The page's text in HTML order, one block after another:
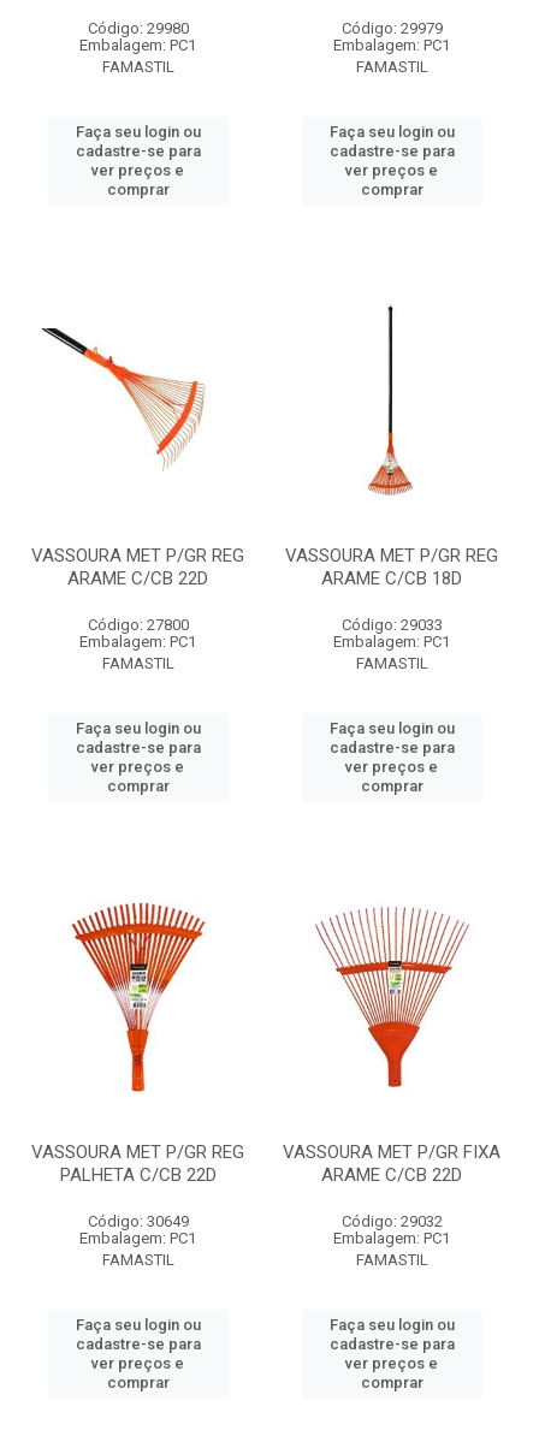
Código: 29980
Embalagem: PC1
FAMASTIL
Faça seu login ou
cadastre-se para
ver preços e
comprar
Código: 29979
Embalagem: PC1
FAMASTIL
Faça seu login ou
cadastre-se para
ver preços e
comprar
VASSOURA MET P/GR REG
ARAME C/CB 22D
Código: 27800
Embalagem: PC1
FAMASTIL
Faça seu login ou
cadastre-se para
ver preços e
comprar
VASSOURA MET P/GR REG
ARAME C/CB 18D
Código: 29033
Embalagem: PC1
FAMASTIL
Faça seu login ou
cadastre-se para
ver preços e
comprar
VASSOURA MET P/GR REG
PALHETA C/CB 22D
Código: 30649
Embalagem: PC1
FAMASTIL
Faça seu login ou
cadastre-se para
ver preços e
comprar
VASSOURA MET P/GR FIXA
ARAME C/CB 22D
Código: 29032
Embalagem: PC1
FAMASTIL
Faça seu login ou
cadastre-se para
ver preços e
comprar